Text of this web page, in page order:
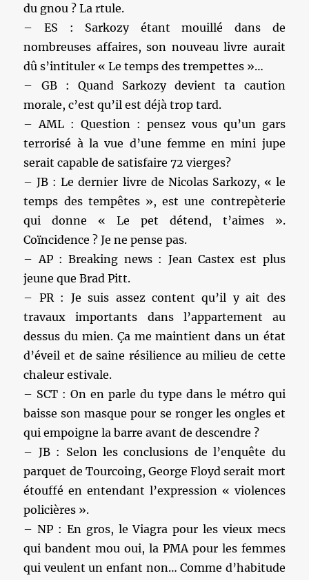
du gnou ? La rtule.
– ES : Sarkozy étant mouillé dans de
nombreuses affaires, son nouveau livre aurait
dû s’intituler « Le temps des trempettes »…
– GB : Quand Sarkozy devient ta caution
morale, c’est qu’il est déjà trop tard.
– AML : Question : pensez vous qu’un gars
terrorisé à la vue d’une femme en mini jupe
serait capable de satisfaire 72 vierges?
– JB : Le dernier livre de Nicolas Sarkozy, « le
temps des tempêtes », est une contrepèterie
qui donne « Le pet détend, t’aimes ».
Coïncidence ? Je ne pense pas.
– AP : Breaking news : Jean Castex est plus
jeune que Brad Pitt.
– PR : Je suis assez content qu’il y ait des
travaux importants dans l’appartement au
dessus du mien. Ça me maintient dans un état
d’éveil et de saine résilience au milieu de cette
chaleur estivale.
– SCT : On en parle du type dans le métro qui
baisse son masque pour se ronger les ongles et
qui empoigne la barre avant de descendre ?
– JB : Selon les conclusions de l’enquête du
parquet de Tourcoing, George Floyd serait mort
étouffé en entendant l’expression « violences
policières ».
– NP : En gros, le Viagra pour les vieux mecs
qui bandent mou oui, la PMA pour les femmes
qui veulent un enfant non… Comme d’habitude